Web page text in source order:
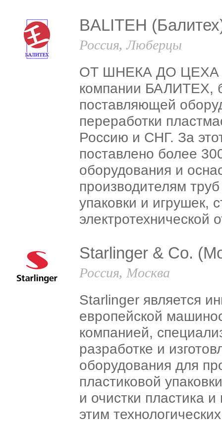
BALITEH
Россия, Люберцы
ОТ ШНЕКА ДО ЦЕХА -
компании БАЛИТЕХ,
поставляющей
переработки
Россию и СНГ. За
поставлено более
оборудования и
производителям
упаковки и игрушек,
электротехнической
Starlinger & Co.
Россия, Москва
Starlinger является
европейской
компанией,
разработке и
оборудования для
пластиковой
и очистки пластика
этим